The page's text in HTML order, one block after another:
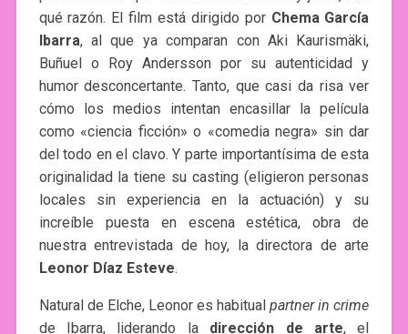
qué razón. El film está dirigido por Chema García
Ibarra, al que ya comparan con Aki Kaurismäki,
Buñuel o Roy Andersson por su autenticidad y
humor desconcertante. Tanto, que casi da risa ver
cómo los medios intentan encasillar la película
como «ciencia ficción» o «comedia negra» sin dar
del todo en el clavo. Y parte importantísima de esta
originalidad la tiene su casting (eligieron personas
locales sin experiencia en la actuación) y su
increíble puesta en escena estética, obra de
nuestra entrevistada de hoy, la directora de arte
Leonor Díaz Esteve.
Natural de Elche, Leonor es habitualpartner in crime
de Ibarra, liderando la dirección de arte, el